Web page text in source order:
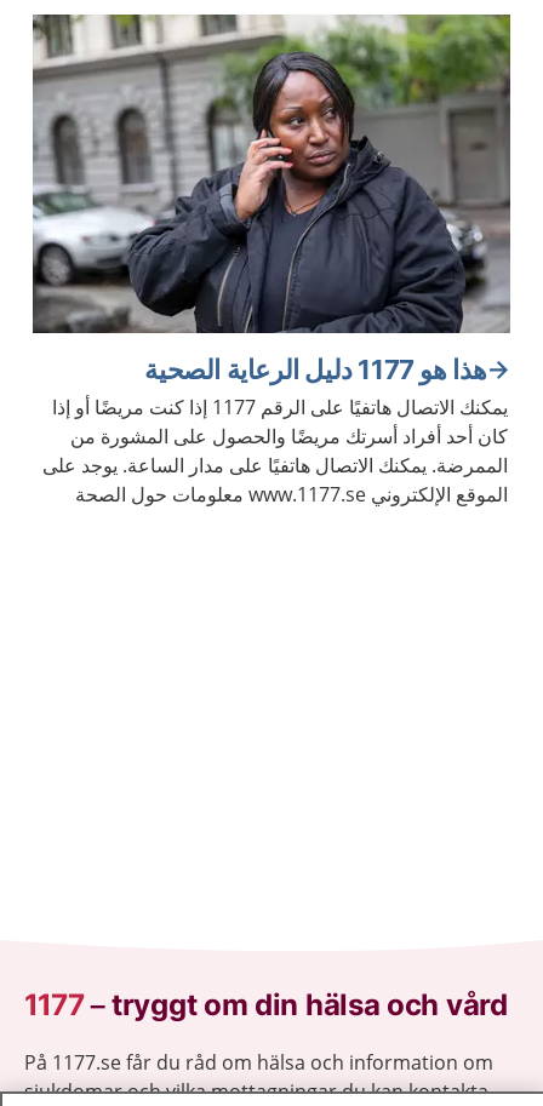
هذا هو 1177 دليل الرعاية الصحية
يمكنك الاتصال هاتفيًا على الرقم 1177 إذا كنت مريضًا أو إذا
كان أحد أفراد أسرتك مريضًا والحصول على المشورة من
الممرضة. يمكنك الاتصال هاتفيًا على مدار الساعة. يوجد على
الموقع الإلكتروني www.1177.se معلومات حول الصحة
1177–tryggt om din hälsa och vård
På 1177.se får du råd om hälsa och information om
sjukdomar och vilka mottagningar du kan kontakta.